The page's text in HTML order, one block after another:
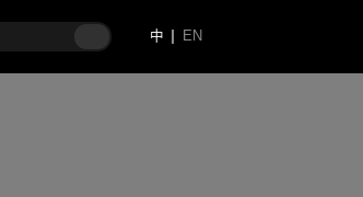
中 EN